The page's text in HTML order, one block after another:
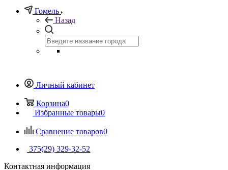
Гомель
Назад
Личный кабинет
Корзина0
Избранные товары0
Сравнение товаров0
375(29) 329-32-52
Контактная информация